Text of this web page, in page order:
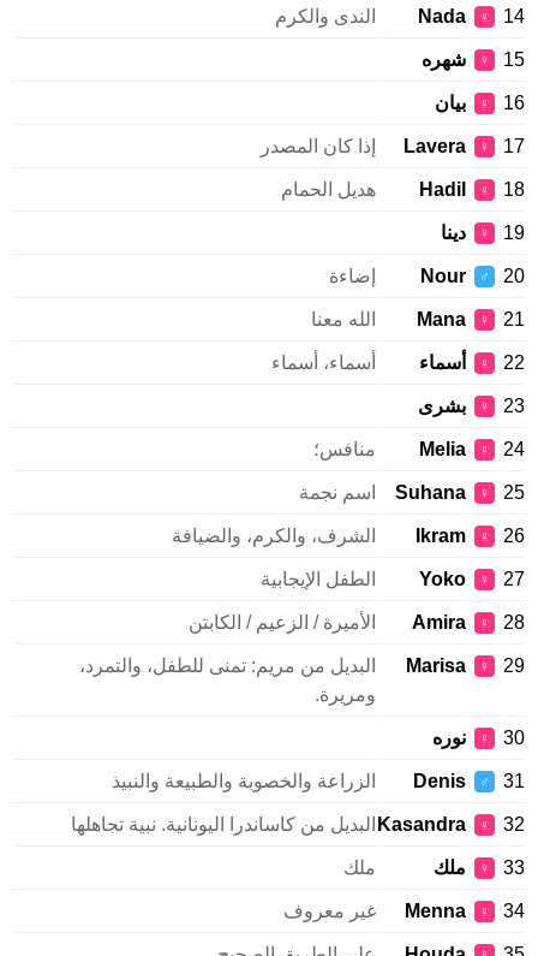
14
♀
Nada الندى والكرم
15
♀ شهره
16
♀ بيان
17
♀
Lavera إذا كان المصدر
18
♀
Hadil هديل الحمام
19
♀ دينا
20
♂
Nour إضاءة
21
♀
Mana الله معنا
22
♀ أسماء أسماء، أسماء
23
♀ بشرى
24
♀
Melia منافس؛
25
♀
Suhana اسم نجمة
26
♀
Ikram الشرف، والكرم، والضيافة
27
♀
Yoko الطفل الإيجابية
28
♀
Amira الأميرة / الزعيم / الكابتن
29
♀
Marisa
البديل من مريم: تمنى للطفل، والتمرد،
ومريرة.
30
♀ نوره
31
♂
Denis الزراعة والخصوبة والطبيعة والنبيذ
32
♀
Kasandra البديل من كاساندرا اليونانية. نبية تجاهلها
33
♀ ملك ملك
34
♀
Menna غير معروف